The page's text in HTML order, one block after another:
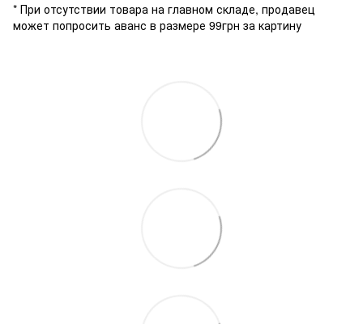
* При отсутствии товара на главном складе, продавец
может попросить аванс в размере 99грн за картину